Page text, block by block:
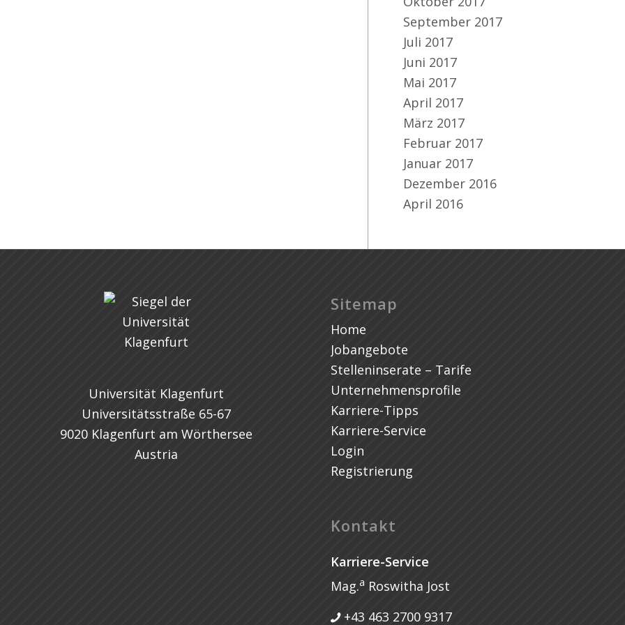
September 2017
Juli 2017
Juni 2017
Mai 2017
April 2017
März 2017
Februar 2017
Januar 2017
Dezember 2016
April 2016
Universität Klagenfurt
Universitätsstraße 65-67
9020 Klagenfurt am Wörthersee
Austria
Sitemap
Home
Jobangebote
Stelleninserate – Tarife
Unternehmensprofile
Karriere-Tipps
Karriere-Service
Login
Registrierung
Kontakt
Karriere-Service
Mag.a Roswitha Jost
+43 463 2700 9317